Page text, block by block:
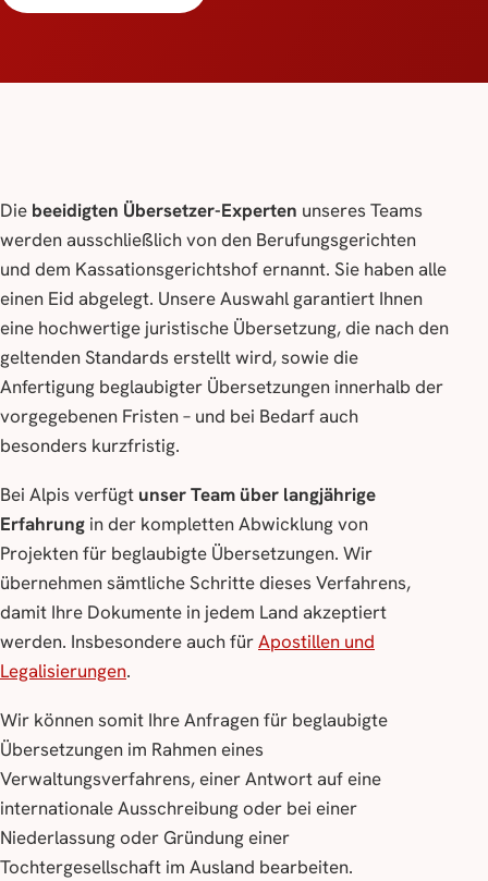
Die beeidigten Übersetzer-Experten unseres Teams
werden ausschließlich von den Berufungsgerichten
und dem Kassationsgerichtshof ernannt. Sie haben alle
einen Eid abgelegt. Unsere Auswahl garantiert Ihnen
eine hochwertige juristische Übersetzung, die nach den
geltenden Standards erstellt wird, sowie die
Anfertigung beglaubigter Übersetzungen innerhalb der
vorgegebenen Fristen – und bei Bedarf auch
besonders kurzfristig.
Bei Alpis verfügt unser Team über langjährige
Erfahrung in der kompletten Abwicklung von
Projekten für beglaubigte Übersetzungen. Wir
übernehmen sämtliche Schritte dieses Verfahrens,
damit Ihre Dokumente in jedem Land akzeptiert
werden. Insbesondere auch fürApostillen und
Legalisierungen.
Wir können somit Ihre Anfragen für beglaubigte
Übersetzungen im Rahmen eines
Verwaltungsverfahrens, einer Antwort auf eine
internationale Ausschreibung oder bei einer
Niederlassung oder Gründung einer
Tochtergesellschaft im Ausland bearbeiten.